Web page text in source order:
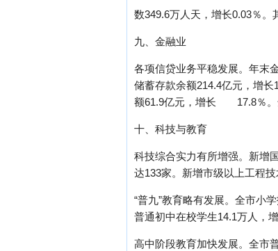
数349.6万人天，增长0.03％。
九、金融业
各项信贷业务平稳发展。年末
储蓄存款余额214.4亿元，增
额61.9亿元，增长 17.8％。
十、科技与教育
科技综合实力有所增强。新增
达133家。新增市级以上工程
“普九”教育略有发展。全市小
普通初中在校学生14.1万人，
高中阶段教育加快发展。全市